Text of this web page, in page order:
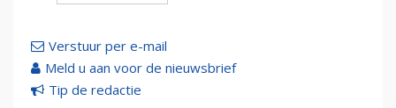
Verstuur per e-mail
Meld u aan voor de nieuwsbrief
Tip de redactie